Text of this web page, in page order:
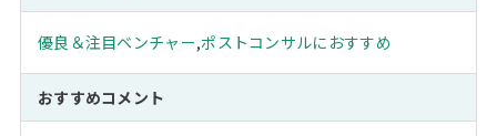
優良＆注目ベンチャー,ポストコンサルにおすすめ
おすすめコメント